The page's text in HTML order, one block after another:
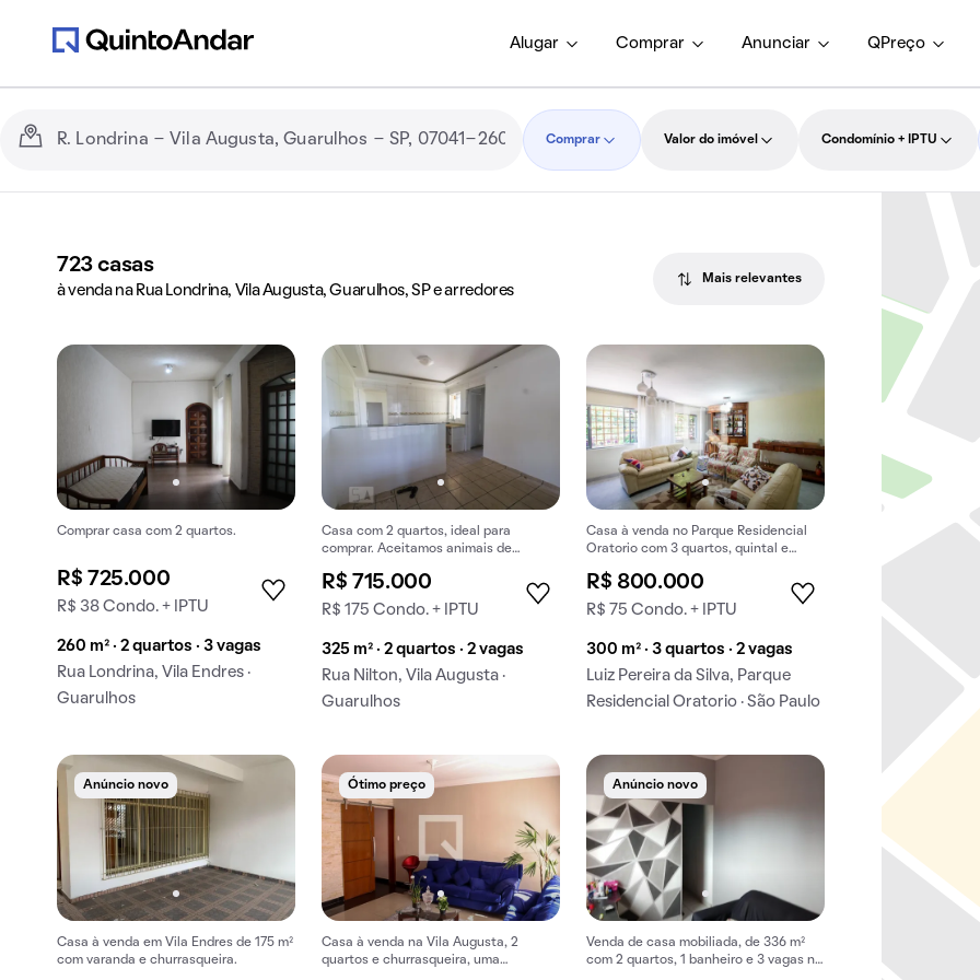
Alugar Comprar Anunciar QPreço
Comprar Valor do imóvel Condomínio + IPTU
723 casas
à venda na Rua Londrina, Vila Augusta, Guarulhos, SP e arredores
Mais relevantes
Comprar casa com 2 quartos.
R$ 725.000
R$ 38 Condo. + IPTU
260 m² · 2 quartos · 3 vagas
Rua Londrina, Vila Endres ·
Guarulhos
Casa com 2 quartos, ideal para
comprar. Aceitamos animais de
R$ 715.000
R$ 175 Condo. + IPTU
325 m² · 2 quartos · 2 vagas
Rua Nilton, Vila Augusta ·
Guarulhos
Casa à venda no Parque Residencial
Oratorio com 3 quartos, quintal e
R$ 800.000
R$ 75 Condo. + IPTU
300 m² · 3 quartos · 2 vagas
Luiz Pereira da Silva, Parque
Residencial Oratorio · São Paulo
Anúncio novo
Casa à venda em Vila Endres de 175 m²
com varanda e churrasqueira.
Ótimo preço
Casa à venda na Vila Augusta, 2
quartos e churrasqueira, uma
Anúncio novo
Venda de casa mobiliada, de 336 m²
com 2 quartos, 1 banheiro e 3 vagas na